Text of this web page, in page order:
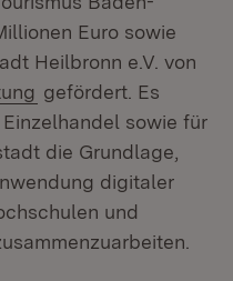
Euro sowie
Heilbronn e.V. von
(Öffnet in neuem
gefördert. Es
sowie für
die Grundlage,
digitaler
und